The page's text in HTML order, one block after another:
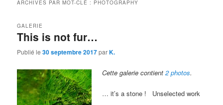
ARCHIVES PAR MOT-CLÉ : PHOTOGRAPHY
This is not fur…
GALERIE
Publié le30 septembre 2017parK.
Cette galerie contient2 photos.
… it’s a stone ! Unselected work